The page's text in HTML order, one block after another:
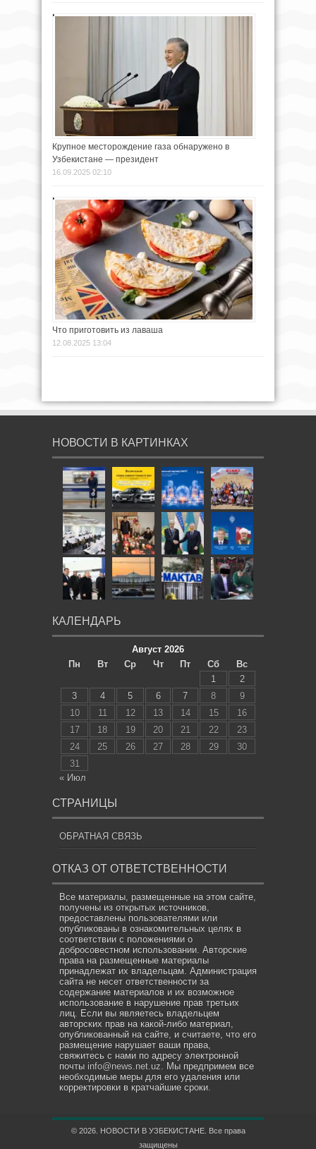
Крупное месторождение газа обнаружено в
Узбекистане — президент
16.09.2025 02:10
Что приготовить из лаваша
12.08.2025 13:04
НОВОСТИ В КАРТИНКАХ
КАЛЕНДАРЬ
Август 2026
Пн
Вт Ср Чт Пт Сб
Вс
1
2
3
4 5 6 7 8
9
10
11 12 13 14 15
16
17
18 19 20 21 22
23
24
25 26 27 28 29
30
31
« Июл
СТРАНИЦЫ
ОБРАТНАЯ СВЯЗЬ
ОТКАЗ ОТ ОТВЕТСТВЕННОСТИ
Все материалы, размещенные на этом сайте,
получены из открытых источников,
предоставлены пользователями или
опубликованы в ознакомительных целях в
соответствии с положениями о
добросовестном использовании. Авторские
права на размещенные материалы
принадлежат их владельцам. Администрация
сайта не несет ответственности за
содержание материалов и их возможное
использование в нарушение прав третьих
лиц. Если вы являетесь владельцем
авторских прав на какой-либо материал,
опубликованный на сайте, и считаете, что его
размещение нарушает ваши права,
свяжитесь с нами по адресу электронной
почты info@news.net.uz. Мы предпримем все
необходимые меры для его удаления или
корректировки в кратчайшие сроки.
© 2026. НОВОСТИ В УЗБЕКИСТАНЕ. Все права
защищены